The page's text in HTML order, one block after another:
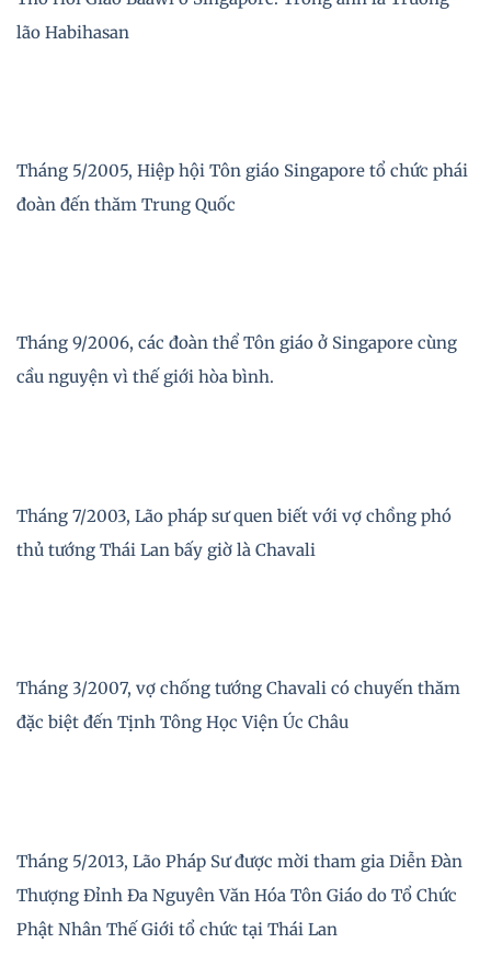
lão Habihasan
Tháng 5/2005, Hiệp hội Tôn giáo Singapore tổ chức phái
đoàn đến thăm Trung Quốc
Tháng 9/2006, các đoàn thể Tôn giáo ở Singapore cùng
cầu nguyện vì thế giới hòa bình.
Tháng 7/2003, Lão pháp sư quen biết với vợ chồng phó
thủ tướng Thái Lan bấy giờ là Chavali
Tháng 3/2007, vợ chống tướng Chavali có chuyến thăm
đặc biệt đến Tịnh Tông Học Viện Úc Châu
Tháng 5/2013, Lão Pháp Sư được mời tham gia Diễn Đàn
Thượng Đỉnh Đa Nguyên Văn Hóa Tôn Giáo do Tổ Chức
Phật Nhân Thế Giới tổ chức tại Thái Lan